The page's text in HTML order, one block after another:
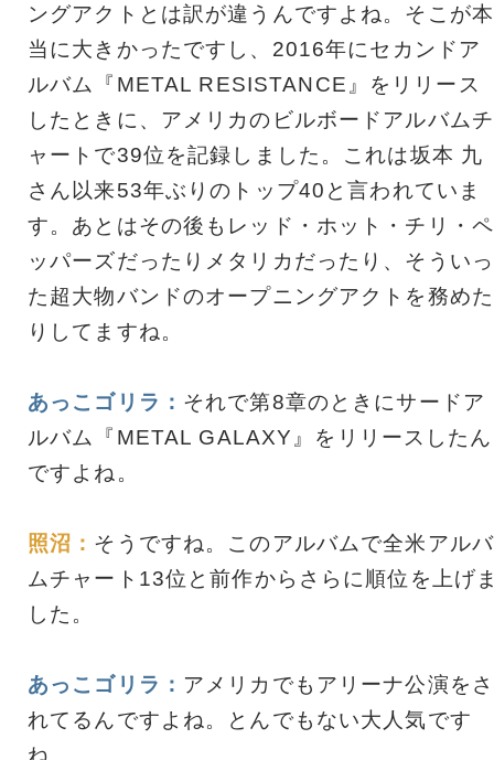
ングアクトとは訳が違うんですよね。そこが本
当に大きかったですし、2016年にセカンドア
ルバム『METAL RESISTANCE』をリリース
したときに、アメリカのビルボードアルバムチ
ャートで39位を記録しました。これは坂本 九
さん以来53年ぶりのトップ40と言われていま
す。あとはその後もレッド・ホット・チリ・ペ
ッパーズだったりメタリカだったり、そういっ
た超大物バンドのオープニングアクトを務めた
りしてますね。
あっこゴリラ： それで第8章のときにサードア
ルバム『METAL GALAXY』をリリースしたん
ですよね。
照沼： そうですね。このアルバムで全米アルバ
ムチャート13位と前作からさらに順位を上げ
した。
あっこゴリラ： アメリカでもアリーナ公演をさ
れてるんですよね。とんでもない大人気です
ね。